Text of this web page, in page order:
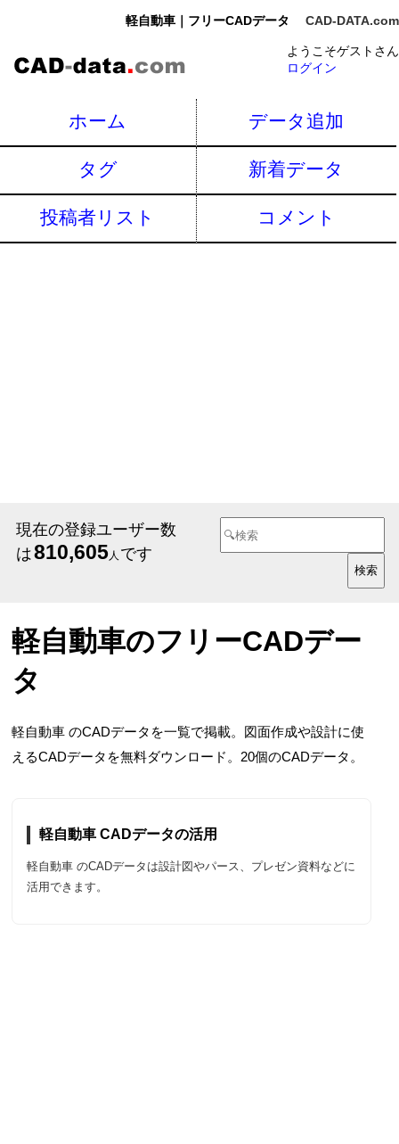
軽自動車｜フリーCADデータ CAD-DATA.com
ようこそゲストさん
ログイン
ホーム データ追加
タグ 新着データ
投稿者リスト コメント
現在の登録ユーザー数
は810,605人 です
軽自動車のフリーCADデー
タ
軽自動車 のCADデータを一覧で掲載。図面作成や設計に使
えるCADデータを無料ダウンロード。20個のCADデータ。
軽自動車 CADデータの活用
軽自動車 のCADデータは設計図やパース、プレゼン資料などに
活用できます。